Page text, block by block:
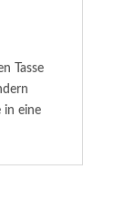
Tasse
in eine